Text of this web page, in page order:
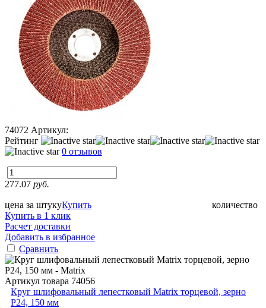
74072 Артикул:
Рейтинг
0 отзывов
277.07 руб.
цена за штуку количество
Купить
Купить в 1 клик
Расчет доставки
Добавить в избранное
Сравнить
Артикул товара 74056
Круг шлифовальный лепестковый Matrix торцевой, зерно
P24, 150 мм